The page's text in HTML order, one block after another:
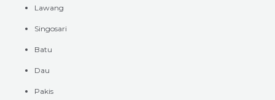
Lawang
Singosari
Batu
Dau
Pakis